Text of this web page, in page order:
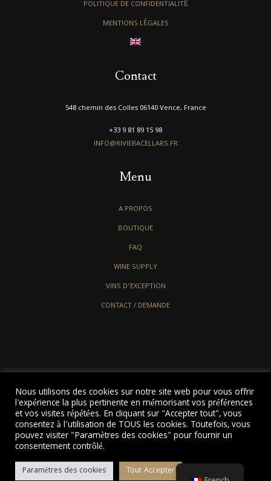
POLITIQUE DE CONFIDENTIALITÉ
MENTIONS LÉGALES
Contact
548 chemin des Colles 06140 Vence, France
+33 9 81 89 15 98
INFO@RIVIERACELLARS.FR
Menu
A PROPOS
BOUTIQUE
FAQ
WINE SUPPLY
VINS D’EXCEPTION
CONTACT / DEMANDE
© 2022 LJCONSULTING ALL RIGHTS RESERVED
Nous utilisons des cookies sur notre site web pour vous offrir
l'expérience la plus pertinente en mémorisant vos préférences
et vos visites répétées. En cliquant sur "Accepter tout", vous
consentez à l'utilisation de TOUS les cookies. Toutefois, vous
pouvez visiter "Paramètres des cookies" pour fournir un
consentement contrôlé.
Paramètres des cookies Tout Accepter